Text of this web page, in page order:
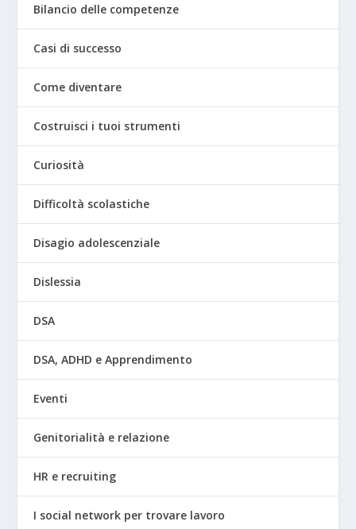
Bilancio delle competenze
Casi di successo
Come diventare
Costruisci i tuoi strumenti
Curiosità
Difficoltà scolastiche
Disagio adolescenziale
Dislessia
DSA
DSA, ADHD e Apprendimento
Eventi
Genitorialità e relazione
HR e recruiting
I social network per trovare lavoro